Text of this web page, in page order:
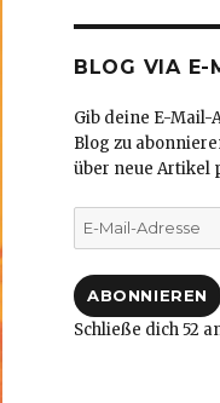
BLOG VIA E-
Gib deine E-Mail-
Blog zu
über neue Artikel
E-
Mail-
ABONNIEREN
Schließe dich 52